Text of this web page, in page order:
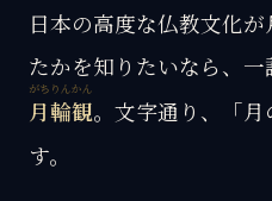
日本の高度な仏教文化
たかを知りたいなら、
月輪観
がちりんかん
。文字通り、「月
す。